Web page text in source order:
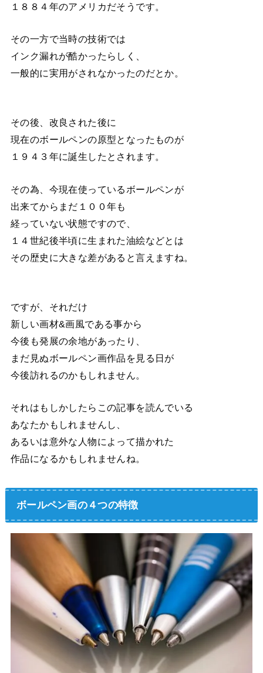
１８８４年のアメリカだそうです。
その一方で当時の技術では
インク漏れが酷かったらしく、
一般的に実用がされなかったのだとか。
その後、改良された後に
現在のボールペンの原型となったものが
１９４３年に誕生したとされます。
その為、今現在使っているボールペンが
出来てからまだ１００年も
経っていない状態ですので、
１４世紀後半頃に生まれた油絵などとは
その歴史に大きな差があると言えますね。
ですが、それだけ
新しい画材&画風である事から
今後も発展の余地があったり、
まだ見ぬボールペン画作品を見る日が
今後訪れるのかもしれません。
それはもしかしたらこの記事を読んでいる
あなたかもしれませんし、
あるいは意外な人物によって描かれた
作品になるかもしれませんね。
ボールペン画の４つの特徴